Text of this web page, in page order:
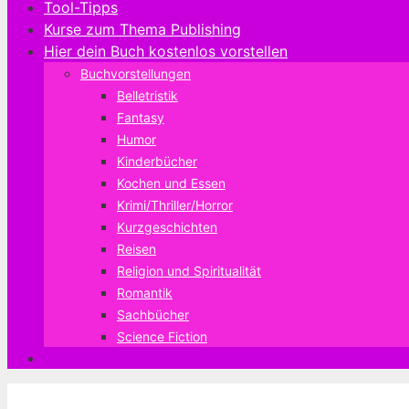
Tool-Tipps
Kurse zum Thema Publishing
Hier dein Buch kostenlos vorstellen
Buchvorstellungen
Belletristik
Fantasy
Humor
Kinderbücher
Kochen und Essen
Krimi/Thriller/Horror
Kurzgeschichten
Reisen
Religion und Spiritualität
Romantik
Sachbücher
Science Fiction